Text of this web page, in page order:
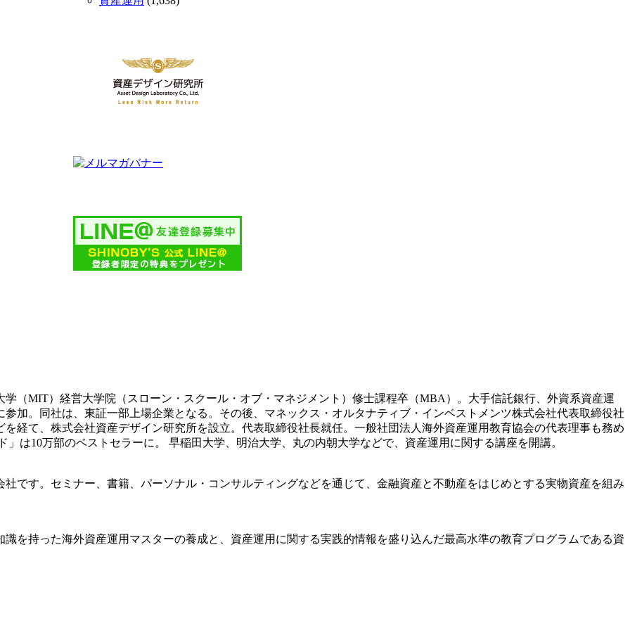
（MIT）経営大学院（スローン・スクール・オブ・マネジメント）修士課程卒（MBA）。大手信託銀行、外資系資産運
加。同社は、東証一部上場企業となる。その後、マネックス・オルタナティブ・インベストメンツ株式会社代表取締役社
経て、株式会社資産デザイン研究所を設立。代表取締役社長就任。一般社団法人海外資産運用教育協会の代表理事も務め
は10万部のベストセラーに。 早稲田大学、明治大学、丸の内朝大学などで、資産運用に関する講座を開講。
です。セミナー、書籍、パーソナル・コンサルティングなどを通じて、金融資産と不動産をはじめとする実物資産を組み
を持った海外資産運用マスターの養成と、資産運用に関する実践的情報を盛り込んだ最高水準の教育プログラムである資